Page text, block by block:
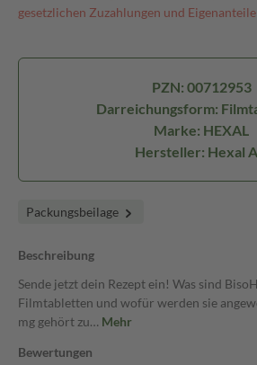
gesetzlichen Zuzahlungen und
PZN: 00712953
Darreichungsform:
Marke: HEXAL
Hersteller: Hexal
Packungsbeilage
Beschreibung
Sende jetzt dein Rezept ein! Was sind
Filmtabletten und wofür werden sie
mg gehört zu… Mehr
Bewertungen